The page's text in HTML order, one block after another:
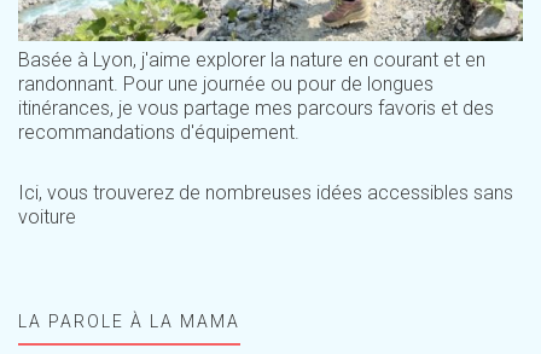
Basée à Lyon, j'aime explorer la nature en courant et en
randonnant. Pour une journée ou pour de longues
itinérances, je vous partage mes parcours favoris et des
recommandations d'équipement.
Ici, vous trouverez de nombreuses idées accessibles sans
voiture
LA PAROLE À LA MAMA